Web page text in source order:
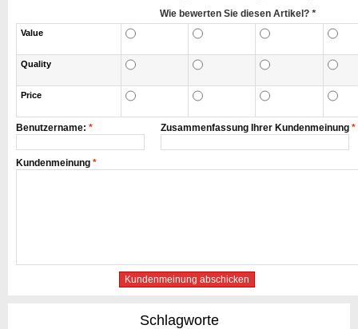
Wie bewerten Sie diesen Artikel? *
Value
Quality
Price
*
Benutzername: *
Zusammenfassung Ihrer Kundenmeinung
*
Kundenmeinung
Kundenmeinung abschicken
Schlagworte